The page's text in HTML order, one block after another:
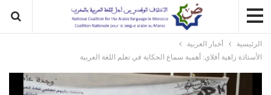
الرئيسية
أخبار العربية
الأستاذة زاهية أفلاي: أهمية سماع الحكاية في تعلم اللغة العربية